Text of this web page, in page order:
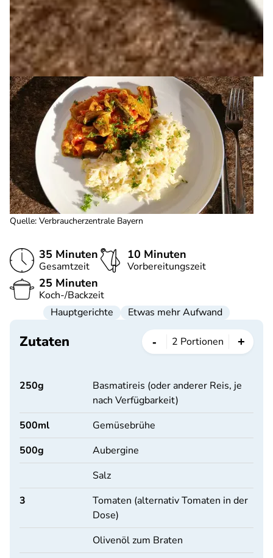
Quelle: Verbraucherzentrale Bayern
35 Minuten
Gesamtzeit
10 Minuten
Vorbereitungszeit
25 Minuten
Koch-/Backzeit
Hauptgerichte
Etwas mehr Aufwand
Zutaten - 2 Portionen +
250g
Basmatireis (oder anderer Reis, je
nach Verfügbarkeit)
500ml
Gemüsebrühe
500g
Aubergine
Salz
3
Tomaten (alternativ Tomaten in der
Dose)
Olivenöl zum Braten